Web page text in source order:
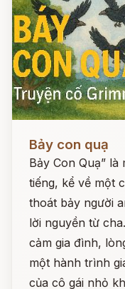
Bảy con quạ
Bảy Con Quạ”
tiếng, kể về một
thoát bảy người
lời nguyền từ
cảm gia đình,
một hành trình
của cô gái nhỏ